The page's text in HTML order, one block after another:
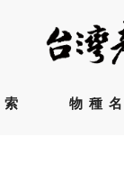
物種